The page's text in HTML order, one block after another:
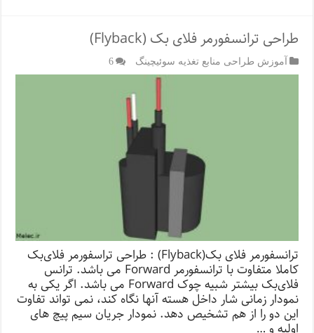
طراحی ترانسفورمر فلای بک (Flyback)
آموزش طراحی منابع تغذیه سوئیچینگ 6
ترانسفورمر فلای بک(Flyback) : طراحی تراسفورمر فلای‌بک
کاملا متفاوت با ترانسفورمر Forward می باشد. ترانس
فلای‌بک بیشتر شبیه چوک Forward می باشد. اگر یکی به
نمودار زمانی شار داخل هسته آنها نگاه کند، نمی تواند تفاوت
این دو را از هم تشخیص دهد. نمودار جریان سیم پیچ های